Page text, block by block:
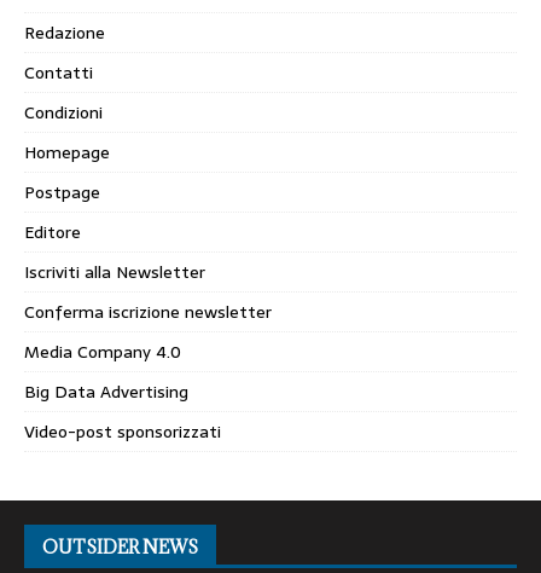
Redazione
Contatti
Condizioni
Homepage
Postpage
Editore
Iscriviti alla Newsletter
Conferma iscrizione newsletter
Media Company 4.0
Big Data Advertising
Video-post sponsorizzati
OUTSIDER NEWS